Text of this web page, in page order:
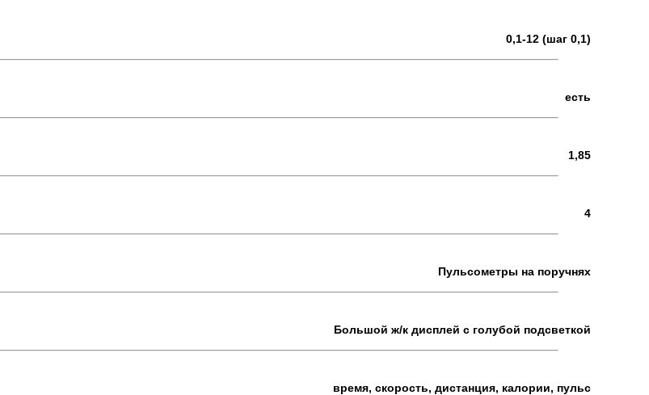
0,1-12 (шаг 0,1)
есть
1,85
4
Пульсометры на поручнях
Большой ж/к дисплей с голубой подсветкой
время, скорость, дистанция, калории, пульс